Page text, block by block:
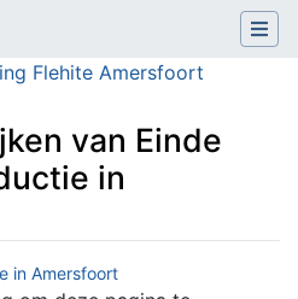
Flehite Amersfoort
van Einde
in
in Amersfoort